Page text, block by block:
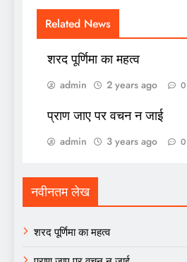
Related News
शरद पूर्णिमा का महत्व
admin 2 years ago 0
प्राण जाए पर वचन न जाई
admin 3 years ago 0
नवीनतम लेख
शरद पूर्णिमा का महत्व